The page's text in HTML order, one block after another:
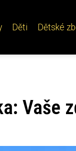
Děti Dětské
Vaše